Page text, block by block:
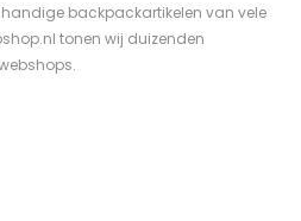
backpackartikelen van vele
tonen wij duizenden